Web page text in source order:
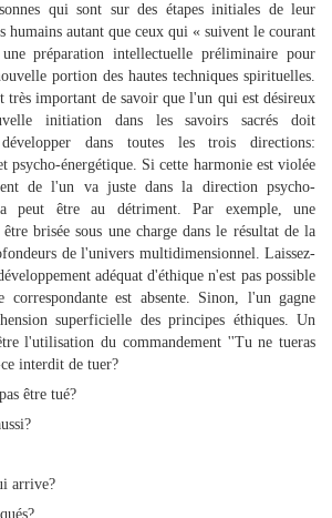
qui sont sur des étapes initiales de leur
humains autant que ceux qui « suivent le courant
préparation intellectuelle préliminaire pour
portion des hautes techniques spirituelles.
très important de savoir que l'un qui est désireux
initiation dans les savoirs sacrés doit
développer dans toutes les trois directions:
psycho-énergétique. Si cette harmonie est violée
de l'un va juste dans la direction psycho-
peut être au détriment. Par exemple, une
brisée sous une charge dans le résultat de la
de l'univers multidimensionnel. Laissez-
adéquat d'éthique n'est pas possible
correspondante est absente. Sinon, l'un gagne
superficielle des principes éthiques. Un
l'utilisation du commandement ''Tu ne tueras
interdit de tuer?
être tué?
arrive?